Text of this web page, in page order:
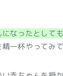
なったとして
一杯やってみ